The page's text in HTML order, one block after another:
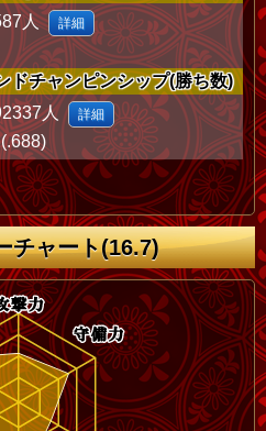
人 詳細
チャンピンシップ(勝ち数)
人 詳細
チャート(16.7)